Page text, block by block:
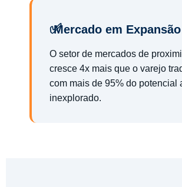
Mercado em Expansão
O setor de mercados de
cresce 4x mais que o varejo
com mais de 95% do potencial
inexplorado.